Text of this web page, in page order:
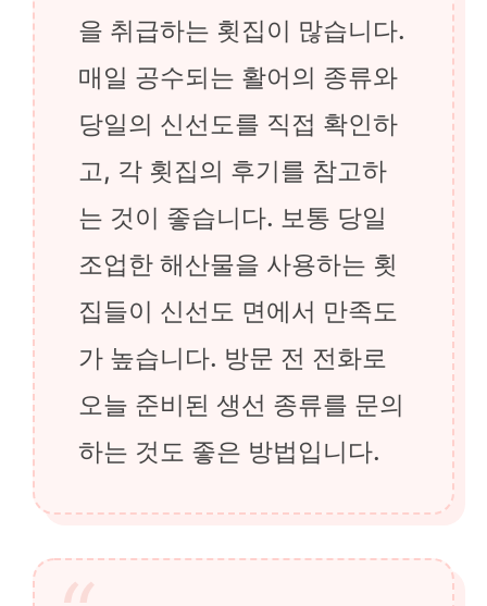
을 취급하는 횟집이 많습니다.
매일 공수되는 활어의 종류와
당일의 신선도를 직접 확인하
고, 각 횟집의 후기를 참고하
는 것이 좋습니다. 보통 당일
조업한 해산물을 사용하는 횟
집들이 신선도 면에서 만족도
가 높습니다. 방문 전 전화로
오늘 준비된 생선 종류를 문의
하는 것도 좋은 방법입니다.